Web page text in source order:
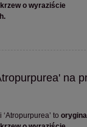
o wyraziście
na
to